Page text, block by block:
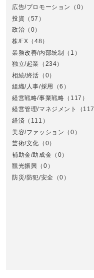
広告/プロモーション
（0）
投資 （57）
政治 （0）
株/FX （48）
業務改善/内部統制 （1）
独立/起業 （234）
相続/終活 （0）
組織/人事/採用
（6）
経営戦略/事業戦略 （117）
経営管理/マネジメント
（117
経済 （111）
美容/ファッション （0）
芸術/文化 （0）
補助金/助成金 （0）
観光振興 （0）
防災/防犯/安全
（0）